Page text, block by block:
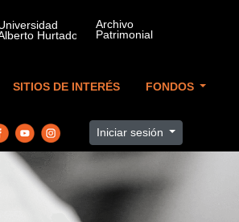
SITIOS DE INTERÉS FONDOS
Iniciar sesión